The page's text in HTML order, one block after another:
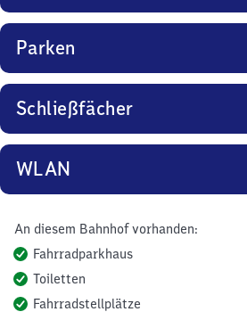
Parken
Schließfächer
WLAN
An diesem Bahnhof vorhanden:
Fahrradparkhaus
Toiletten
Fahrradstellplätze